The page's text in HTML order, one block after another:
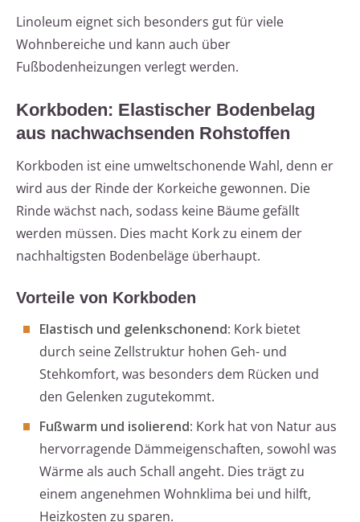
Linoleum eignet sich besonders gut für viele
Wohnbereiche und kann auch über
Fußbodenheizungen verlegt werden.
Korkboden: Elastischer Bodenbelag
aus nachwachsenden Rohstoffen
Korkboden ist eine umweltschonende Wahl, denn er
wird aus der Rinde der Korkeiche gewonnen. Die
Rinde wächst nach, sodass keine Bäume gefällt
werden müssen. Dies macht Kork zu einem der
nachhaltigsten Bodenbeläge überhaupt.
Vorteile von Korkboden
Elastisch und gelenkschonend: Kork bietet
durch seine Zellstruktur hohen Geh- und
Stehkomfort, was besonders dem Rücken und
den Gelenken zugutekommt.
Fußwarm und isolierend: Kork hat von Natur aus
hervorragende Dämmeigenschaften, sowohl was
Wärme als auch Schall angeht. Dies trägt zu
einem angenehmen Wohnklima bei und hilft,
Heizkosten zu sparen.